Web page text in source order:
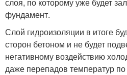
фундамент.
Слой гидроизоляции в итоге
сторон бетоном и не будет
негативному воздействию
даже перепадов температур